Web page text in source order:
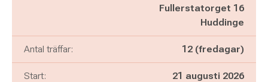
Fullerstatorget 16
Huddinge
Antal träffar: 12 (fredagar)
Start: 21 augusti 2026